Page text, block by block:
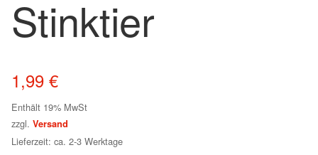
Stinktier
1,99 €
Enthält 19% MwSt
zzgl. Versand
Lieferzeit: ca. 2-3 Werktage